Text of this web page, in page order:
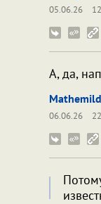
05.06.26
А, да,
06.06.26